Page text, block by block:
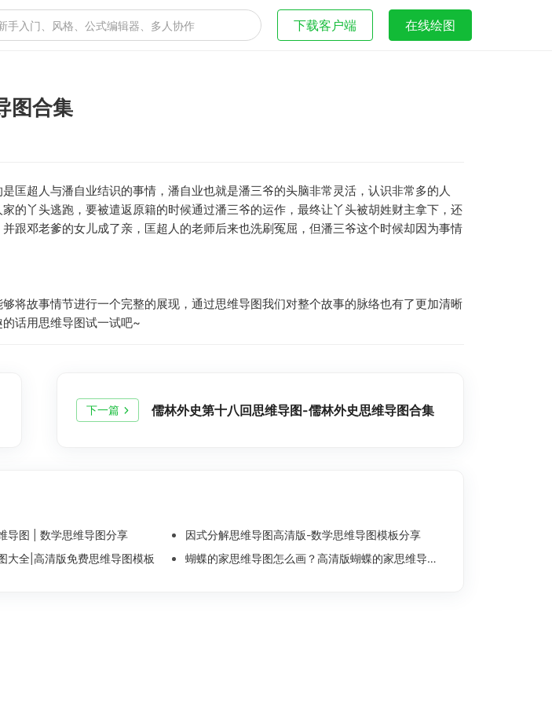
下载客户端 在线绘图
图合集
匡超人与潘自业结识的事情，潘自业也就是潘三爷的头脑非常灵活，认识非常多的人
的丫头逃跑，要被遣返原籍的时候通过潘三爷的运作，最终让丫头被胡姓财主拿下，还
跟邓老爹的女儿成了亲，匡超人的老师后来也洗刷冤屈，但潘三爷这个时候却因为事情
将故事情节进行一个完整的展现，通过思维导图我们对整个故事的脉络也有了更加清晰
话用思维导图试一试吧~
下一篇 儒林外史第十八回思维导图-儒林外史思维导图合集
导图 | 数学思维导图分享
因式分解思维导图高清版-数学思维导图模板分享
大全|高清版免费思维导图模板 蝴蝶的家思维导图怎么画？高清版蝴蝶的家思维导图分享